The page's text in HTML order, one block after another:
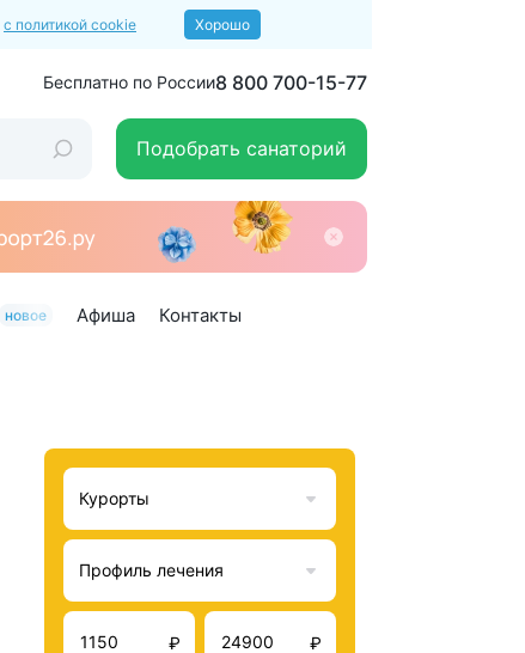
с политикой cookie Хорошо
Бесплатно по России8 800 700-15-77
Подобрать санаторий
новое Афиша Контакты
Курорты
Профиль лечения
₽ ₽